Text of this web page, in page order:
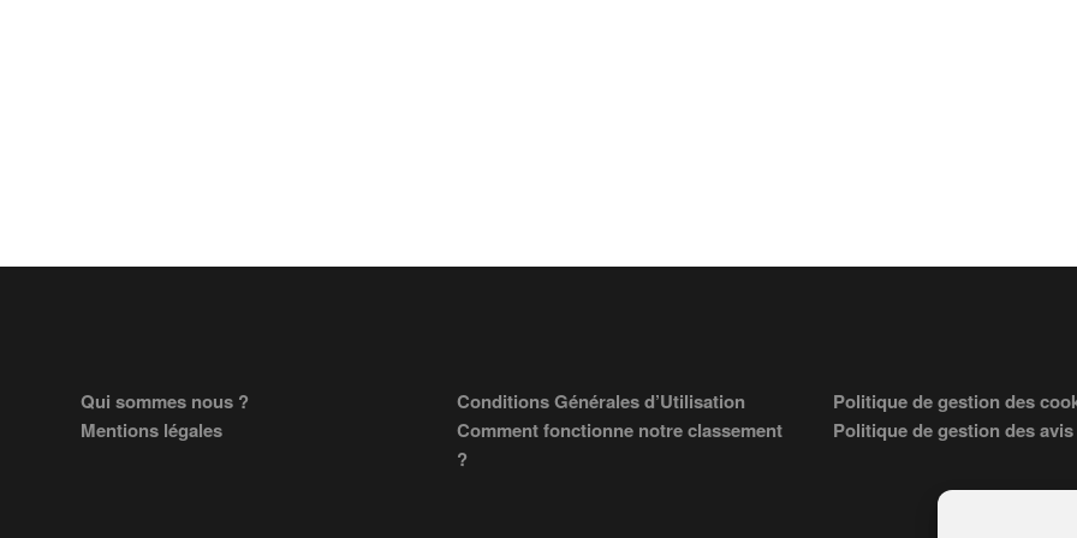
FooterQui sommes nous ?
Mentions légales
Conditions Générales d’Utilisation
Comment fonctionne notre classement
?
Politique de gestion des
Politique de gestion des avis